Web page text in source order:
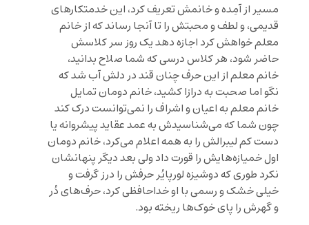
مسیر از آمِده و خانمش تعریف کرد، این خدمتکارهای
قدیمی، و لطف و محبتش را تا آنجا رساند که از خانم
معلم خواهش کرد اجازه دهد یک روز سر کلاسش
حاضر شود، هر کلاس درسی که شما صلاح بدانید،
خانم معلم از این حرف چنان قند در دلش آب شد که
نگو اما صحبت به درازا کشید، خانم دومان تمایل
خانم معلم به اعیان و اشراف را نمی‌توانست درک کند
چون شما که می‌شناسیدش به عمد عقاید پیشروانه یا
دست کم لیبرالش را به همه اعلام می‌کرد، خانم دومان
اول خمیازه‌هایش را قورت ‌داد ولی بعد دیگر پنهانشان
نکرد طوری که دوشیزه لورپایُر حرفش را درز گرفت و
خیلی خشک و رسمی با او خداحافظی‌ کرد، حرف‌های دُر
و گهرش را پای خوک‌ها‌ ریخته بود.